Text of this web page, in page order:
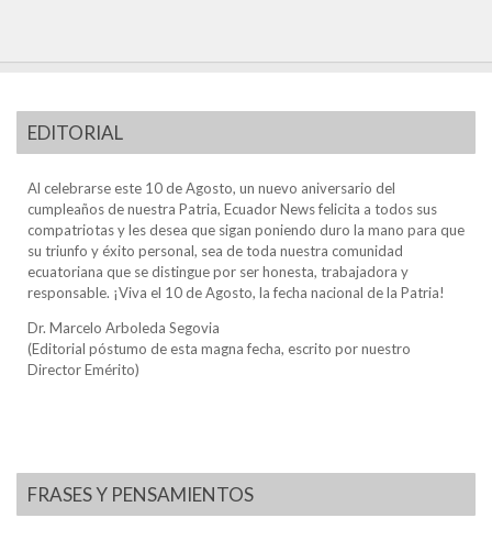
EDITORIAL
Al celebrarse este 10 de Agosto, un nuevo aniversario del
cumpleaños de nuestra Patria, Ecuador News felicita a todos sus
compatriotas y les desea que sigan poniendo duro la mano para que
su triunfo y éxito personal, sea de toda nuestra comunidad
ecuatoriana que se distingue por ser honesta, trabajadora y
responsable. ¡Viva el 10 de Agosto, la fecha nacional de la Patria!
Dr. Marcelo Arboleda Segovia
(Editorial póstumo de esta magna fecha, escrito por nuestro
Director Emérito)
FRASES Y PENSAMIENTOS